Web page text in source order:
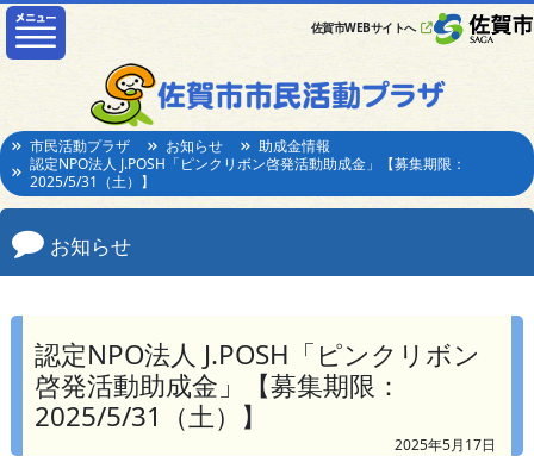
佐賀市WEBサイトへ
市民活動プラザ お知らせ
助成金情報
認定NPO法人 J.POSH「ピンクリボン啓発活動助成金」【募集期限：
2025/5/31（土）】
お知らせ
認定NPO法人 J.POSH「ピンクリボン
啓発活動助成金」【募集期限：
2025/5/31（土）】
2025年5月17日